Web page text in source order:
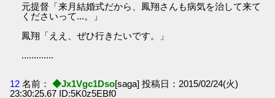
元提督「来月結婚式だから、鳳翔さんも病気を治して来て
くださいって...。」
鳳翔「ええ、ぜひ行きたいです。」
.............
12 名前： ◆Jx1Vgc1Dso[saga] 投稿日：2015/02/24(火)
23:30:25.67 ID:5K0z5EBf0